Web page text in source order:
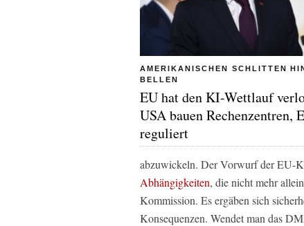
AMERIKANISCHEN SCHLITTEN
BELLEN
EU hat den KI-Wettlauf
USA bauen Rechenzentren,
reguliert
abzuwickeln. Der Vorwurf der EU-
Abhängigkeiten, die nicht mehr
Kommission. Es ergäben sich
Konsequenzen. Wendet man das